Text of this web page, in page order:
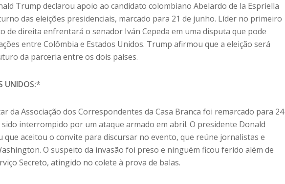
Trump declarou apoio ao candidato colombiano Abelardo de la Espriella
das eleições presidenciais, marcado para 21 de junho. Líder no primeiro
de direita enfrentará o senador Iván Cepeda em uma disputa que pode
entre Colômbia e Estados Unidos. Trump afirmou que a eleição será
da parceria entre os dois países.
UNIDOS:*
da Associação dos Correspondentes da Casa Branca foi remarcado para 24
interrompido por um ataque armado em abril. O presidente Donald
que aceitou o convite para discursar no evento, que reúne jornalistas e
O suspeito da invasão foi preso e ninguém ficou ferido além de
Secreto, atingido no colete à prova de balas.